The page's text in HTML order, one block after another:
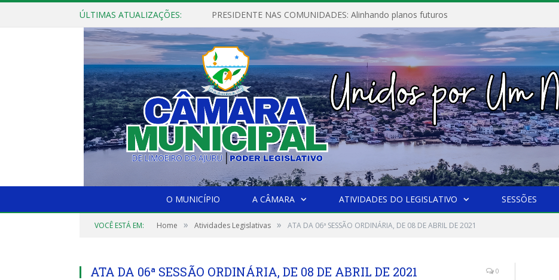
ÚLTIMAS ATUALIZAÇÕES: PRESIDENTE NAS COMUNIDADES: Alinhando planos futuros
O MUNICÍPIO A CÂMARA ATIVIDADES DO LEGISLATIVO SESSÕES
VOCÊ ESTÁ EM: Home » Atividades Legislativas » ATA DA 06ª SESSÃO ORDINÁRIA, DE 08 DE ABRIL DE 2021
ATA DA 06ª SESSÃO ORDINÁRIA, DE 08 DE ABRIL DE 2021 0